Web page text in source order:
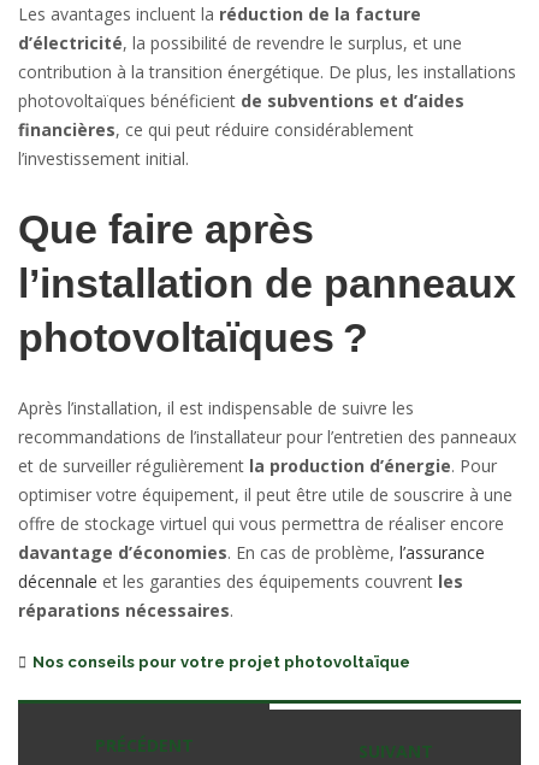
Les avantages incluent la réduction de la facture
d’électricité, la possibilité de revendre le surplus, et une
contribution à la transition énergétique. De plus, les installations
photovoltaïques bénéficient de subventions et d’aides
financières, ce qui peut réduire considérablement
l’investissement initial.
Que faire après
l’installation de panneaux
photovoltaïques ?
Après l’installation, il est indispensable de suivre les
recommandations de l’installateur pour l’entretien des panneaux
et de surveiller régulièrement la production d’énergie. Pour
optimiser votre équipement, il peut être utile de souscrire à une
offre de stockage virtuel qui vous permettra de réaliser encore
davantage d’économies. En cas de problème, l’assurance
décennale et les garanties des équipements couvrent les
réparations nécessaires.
Categories
Nos conseils pour votre projet photovoltaïque
PreviousPRÉCÉDENT SUIVANT